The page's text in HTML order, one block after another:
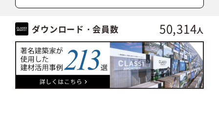
ダウンロード・会員数 50,314人